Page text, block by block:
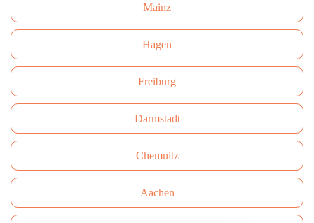
Mainz
Hagen
Freiburg
Darmstadt
Сhemnitz
Aachen